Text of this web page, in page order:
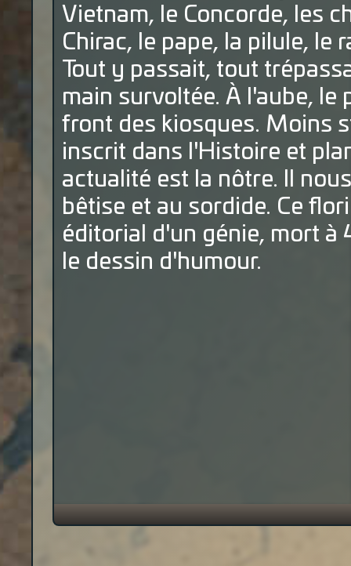
Vietnam, le Concorde, les
Chirac, le pape, la pilule, le
Tout y passait, tout
main survoltée. À l'aube, le
front des kiosques. Moins
inscrit dans l'Histoire et
actualité est la nôtre. Il
bêtise et au sordide. Ce
éditorial d'un génie, mort à
le dessin d'humour.